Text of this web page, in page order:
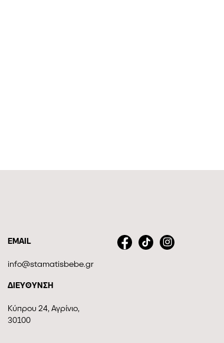
EMAIL
info@stamatisbebe.gr
ΔΙΕΥΘΥΝΣΗ
Κύπρου 24, Αγρίνιο,
30100